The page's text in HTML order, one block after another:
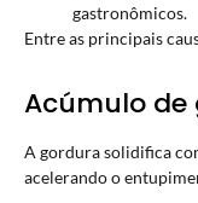
gastronômicos.
Entre as principais
Acúmulo de
A gordura solidifica
acelerando o